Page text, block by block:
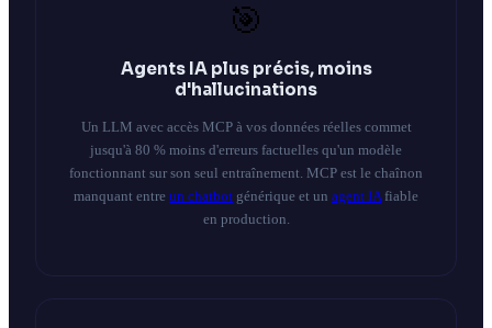
🎯
Agents IA plus précis, moins
d'hallucinations
Un LLM avec accès MCP à vos données réelles commet
jusqu'à 80 % moins d'erreurs factuelles qu'un modèle
fonctionnant sur son seul entraînement. MCP est le chaînon
manquant entre un chatbot générique et un agent IA fiable
en production.